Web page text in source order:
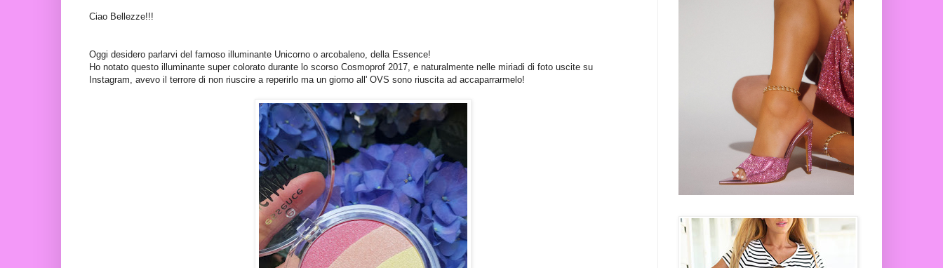
Ciao Bellezze!!!
Oggi desidero parlarvi del famoso illuminante Unicorno o arcobaleno, della Essence!
Ho notato questo illuminante super colorato durante lo scorso Cosmoprof 2017, e naturalmente nelle miriadi di foto uscite su
Instagram, avevo il terrore di non riuscire a reperirlo ma un giorno all' OVS sono riuscita ad accaparrarmelo!